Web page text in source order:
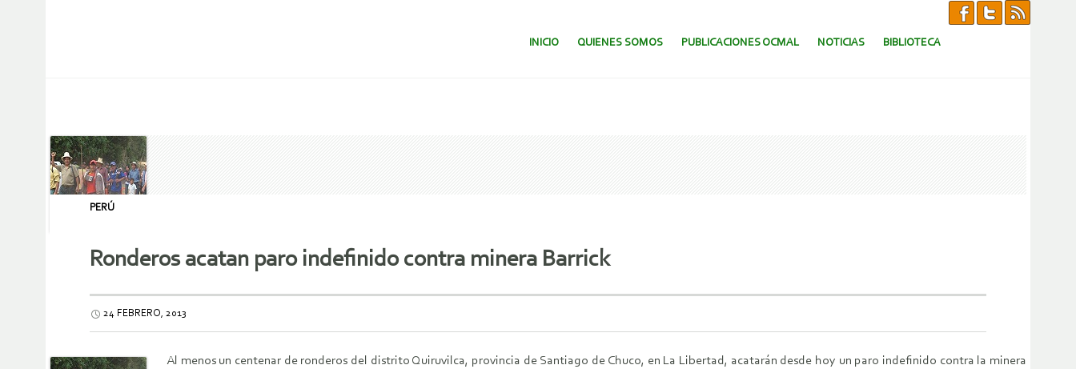
SALTAR AL CONTENIDO.
INICIO QUIENES SOMOS PUBLICACIONES OCMAL NOTICIAS BIBLIOTECA
PERÚ
Ronderos acatan paro indefinido contra minera Barrick
24 FEBRERO, 2013
Al menos un centenar de ronderos del distrito Quiruvilca, provincia de Santiago de Chuco, en La Libertad, acatarán desde hoy un paro indefinido contra la minera